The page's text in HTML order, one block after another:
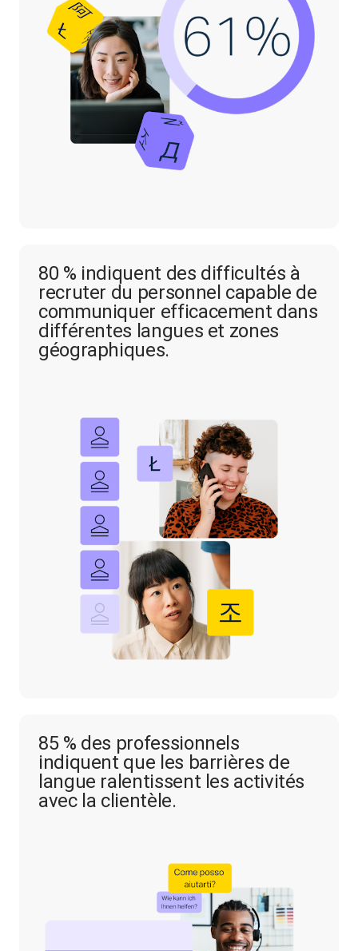
80 % indiquent des difficultés à
recruter du personnel capable de
communiquer efficacement dans
différentes langues et zones
géographiques.
85 % des professionnels
indiquent que les barrières de
langue ralentissent les activités
avec la clientèle.